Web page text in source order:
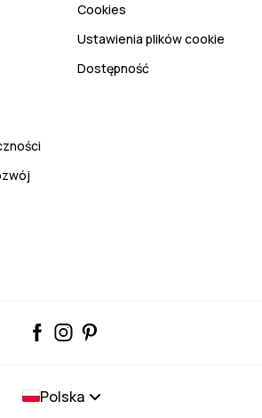
Cookies
Ustawienia plików cookie
Dostępność
Polska